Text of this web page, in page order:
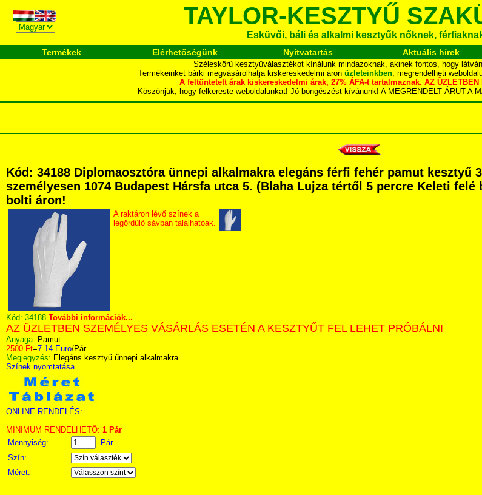
TAYLOR-KESZTYŰ
Esküvői, báli és alkalmi kesztyűk nőknek,
Termékek Elérhetőségünk Nyitvatartás Aktuális hírek
Széleskörű kesztyűválasztékot kínálunk mindazoknak, akinek fontos, hogy
Termékeinket bárki megvásárolhatja kiskereskedelmi áron üzleteinkben, megrendelheti
A feltüntetett árak kiskereskedelmi árak, 27% ÁFA-t tartalmaznak. AZ ÜZLETBEN
Köszönjük, hogy felkereste weboldalunkat! Jó böngészést kívánunk! A MEGRENDELT ÁRUT A
Kód: 34188 Diplomaosztóra ünnepi alkalmakra elegáns férfi fehér pamut kesztyű
személyesen 1074 Budapest Hársfa utca 5. (Blaha Lujza tértől 5 percre Keleti
bolti áron!
A raktáron lévő színek a
legördülő sávban találhatóak.
Kód: 34188 További információk...
AZ ÜZLETBEN SZEMÉLYES VÁSÁRLÁS ESETÉN A KESZTYŰT FEL LEHET PRÓBÁLNI
Anyaga: Pamut
2500 Ft=7.14 Euro/Pár
Megjegyzés: Elegáns kesztyű űnnepi alkalmakra.
Színek nyomtatása
ONLINE RENDELÉS:
MINIMUM RENDELHETŐ: 1 Pár
Mennyiség:
Pár
Szín:
Méret: